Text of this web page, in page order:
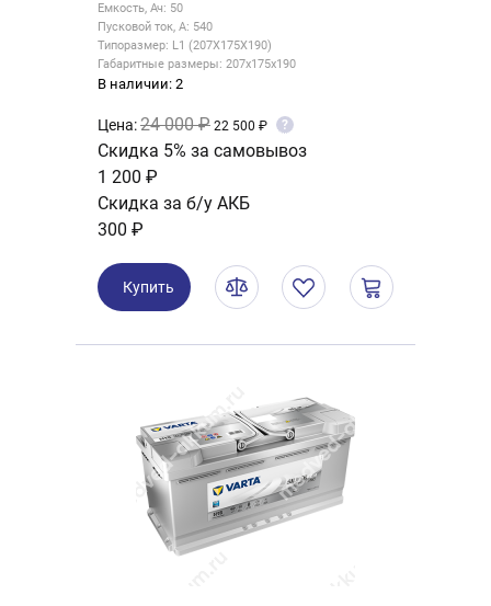
Емкость, Ач: 50
Пусковой ток, А: 540
Типоразмер: L1 (207X175X190)
Габаритные размеры: 207x175x190
В наличии: 2
Цена:24 000 ₽ 22 500 ₽ ?
Скидка 5% за самовывоз
1 200 ₽
Скидка за б/у АКБ
300 ₽
Купить